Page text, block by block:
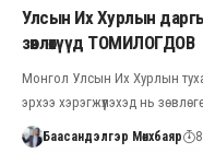
Улсын Их Хурлын
зөвлөхүүд ТОМИЛОГДОВ
Монгол Улсын Их Хурлын
эрхээ хэрэгжүүлэхэд нь зөвлөгөө
Баасандэлгэр Мөнхбаяр